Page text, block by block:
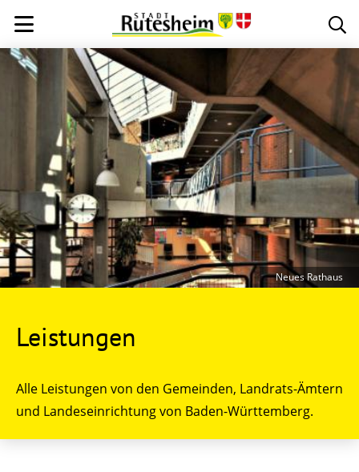
Leistungen
Alle Leistungen von den Gemeinden, Landrats-Ämtern
und Landeseinrichtung von Baden-Württemberg.
Neues Rathaus